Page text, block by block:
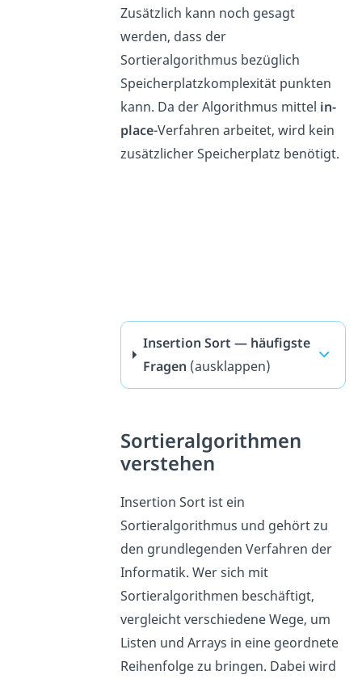
Zusätzlich kann noch gesagt
werden, dass der
Sortieralgorithmus bezüglich
Speicherplatzkomplexität punkten
kann. Da der Algorithmus mittel in-
place-Verfahren arbeitet, wird kein
zusätzlicher Speicherplatz benötigt.
Insertion Sort — häufigste
Fragen (ausklappen)
Sortieralgorithmen
verstehen
Insertion Sort ist ein
Sortieralgorithmus und gehört zu
den grundlegenden Verfahren der
Informatik. Wer sich mit
Sortieralgorithmen beschäftigt,
vergleicht verschiedene Wege, um
Listen und Arrays in eine geordnete
Reihenfolge zu bringen. Dabei wird